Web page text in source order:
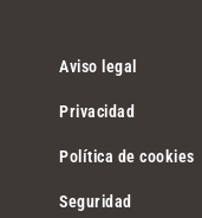
Aviso legal
Privacidad
Política de cookies
Seguridad